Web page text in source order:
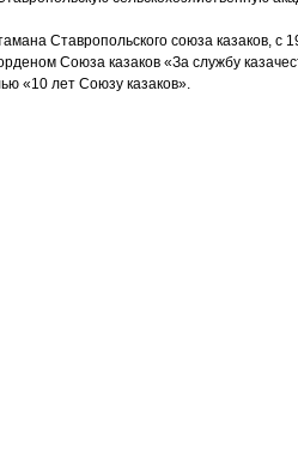
Ставропольского союза казаков, с
Союза казаков «За службу
«10 лет Союзу казаков».